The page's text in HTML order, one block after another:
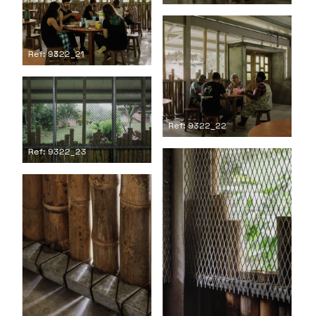
Ref: 9322_21
Ref: 9322_22
Ref: 9322_23